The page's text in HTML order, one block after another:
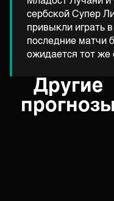
сербской Супер
привыкли играть
последние матчи
ожидается тот же
Другие
прогнозы